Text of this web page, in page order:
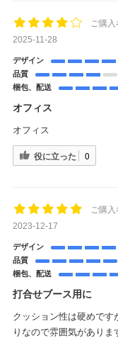
ご購入
2025-11-28
デザイン
品質
梱包、配送
オフィス
オフィス
役に立った 0
ご購入
2023-12-17
デザイン
品質
梱包、配送
打合せブース用に
クッション性は硬めです
りなので雰囲気があり